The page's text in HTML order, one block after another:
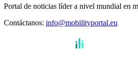
Portal de noticias líder a nivel mundial en
Contáctanos: info@mobilityportal.eu